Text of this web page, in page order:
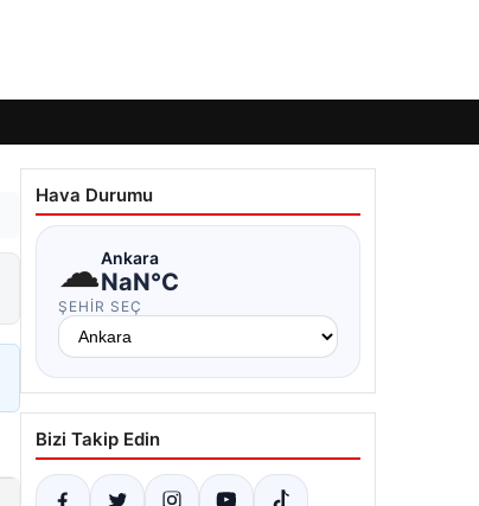
Hava Durumu
☁Ankara
NaN°C
ŞEHIR SEÇ
Bizi Takip Edin